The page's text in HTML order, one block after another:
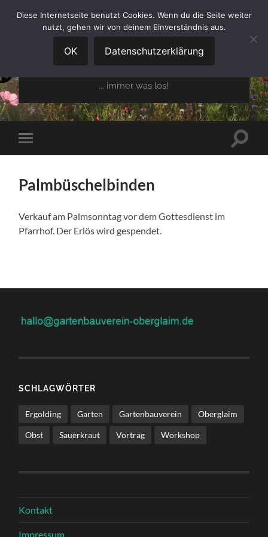
GARTENBAUVEREIN
OBERGLAIM E.V.
... immer was los!
Mobile-
Menü
Palmbüschelbinden
Verkauf am Palmsonntag vor dem Gottesdienst im
Pfarrhof. Der Erlös wird gespendet.
SCHLAGWÖRTER
Ergolding Garten Gartenbauverein Oberglaim
Obst Sauerkraut Vortrag Workshop
Kontakt
Impressum
Diese Internetseite benutzt Cookies. Wenn du die Seite weiter
nutzt, gehen wir von deinem Einverständnis aus.
OK Datenschutzerklärung